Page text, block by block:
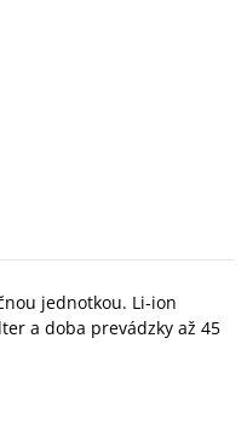
jednotkou. Li-ion
a doba prevádzky až 45